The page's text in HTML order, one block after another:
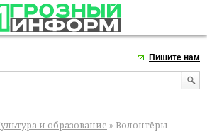
Пишите нам
и образование » Волонтёры